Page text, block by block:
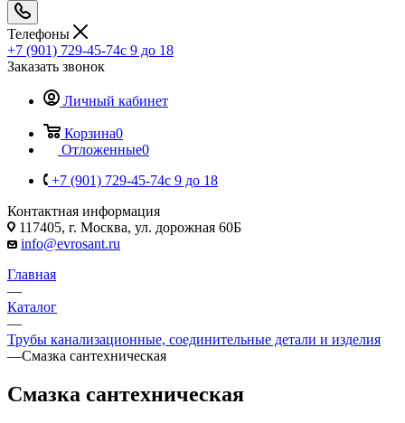
Телефоны
+7 (901) 729-45-74c 9 до 18
Заказать звонок
Личный кабинет
Корзина0
Отложенные0
+7 (901) 729-45-74c 9 до 18
Контактная информация
117405, г. Москва, ул. дорожная 60Б
info@evrosant.ru
Главная
—
Каталог
—
Трубы канализационные, соединительные детали и изделия
—Смазка сантехническая
Смазка сантехническая